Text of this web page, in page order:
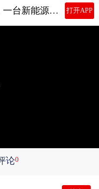
华为智擎技术解读，一台新能源车好不好，它很关键 打开APP
论0